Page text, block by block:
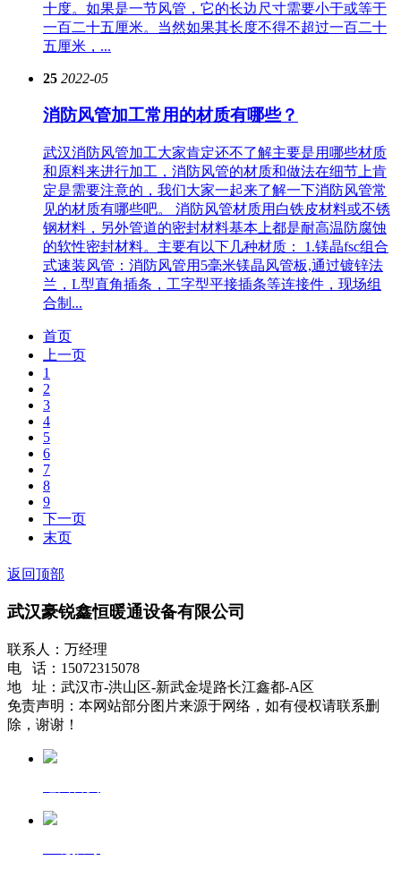
十度。如果是一节风管，它的长边尺寸需要小于或等于
一百二十五厘米。当然如果其长度不得不超过一百二十
五厘米，...
25 2022-05
消防风管加工常用的材质有哪些？
武汉消防风管加工大家肯定还不了解主要是用哪些材质
和原料来进行加工，消防风管的材质和做法在细节上肯
定是需要注意的，我们大家一起来了解一下消防风管常
见的材质有哪些吧。 消防风管材质用白铁皮材料或不锈
钢材料，另外管道的密封材料基本上都是耐高温防腐蚀
的软性密封材料。主要有以下几种材质： 1.镁晶fsc组合
式速装风管：消防风管用5毫米镁晶风管板,通过镀锌法
兰，L型直角插条，工字型平接插条等连接件，现场组
合制...
首页
上一页
1
2
3
4
5
6
7
8
9
下一页
末页
返回顶部
武汉豪锐鑫恒暖通设备有限公司
联系人：万经理
电 话：15072315078
地 址：武汉市-洪山区-新武金堤路长江鑫都-A区
免责声明：本网站部分图片来源于网络，如有侵权请联系删
除，谢谢！